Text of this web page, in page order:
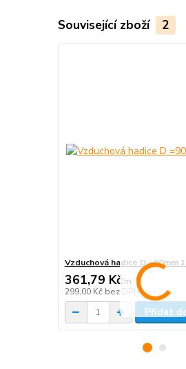
Související zboží 2
Vzduchová hadice D =90mm
361,79 Kč/m
299,00 Kč bez DPH
Přidat